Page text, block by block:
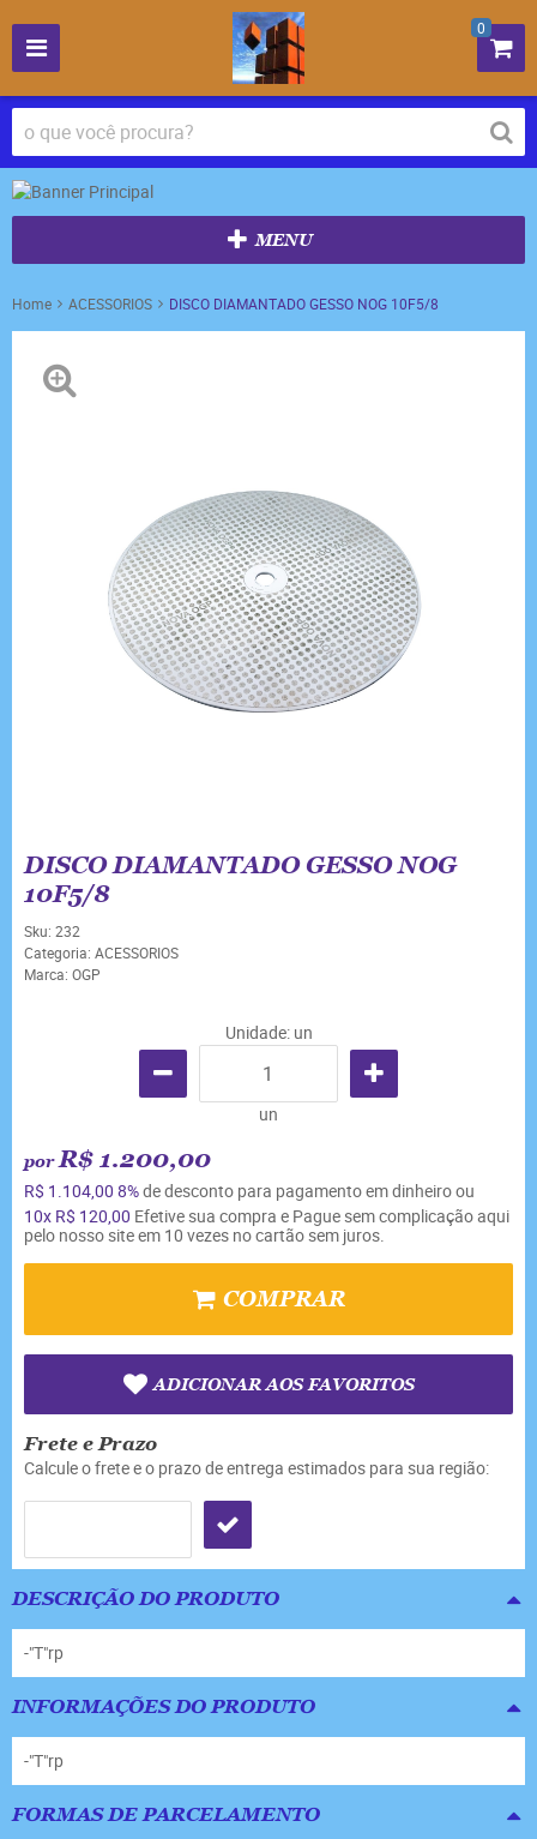
0
MENU
Home ACESSORIOS DISCO DIAMANTADO GESSO NOG 10F5/8
DISCO DIAMANTADO GESSO NOG
10F5/8
Sku: 232
Categoria: ACESSORIOS
Marca: OGP
Unidade: un
un
por R$ 1.200,00
R$ 1.104,00 8%de desconto para pagamento em dinheiro ou
10x R$ 120,00 Efetive sua compra e Pague sem complicação aqui
pelo nosso site em 10 vezes no cartão sem juros.
COMPRAR
ADICIONAR AOS FAVORITOS
Frete e Prazo
Calcule o frete e o prazo de entrega estimados para sua região:
DESCRIÇÃO DO PRODUTO
-"T"rp
INFORMAÇÕES DO PRODUTO
-"T"rp
FORMAS DE PARCELAMENTO